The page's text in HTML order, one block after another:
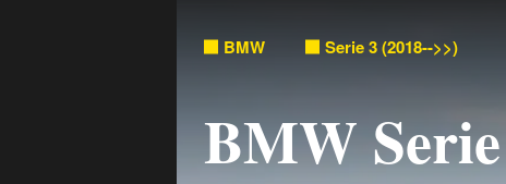
BMW Serie 3 (2018-->>)
BMW